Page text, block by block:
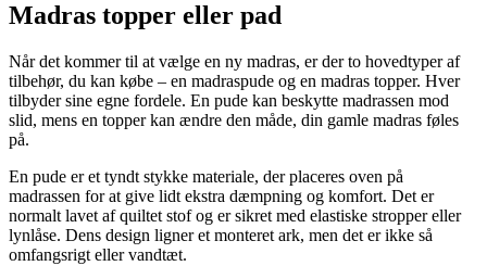
Madras topper eller pad
Når det kommer til at vælge en ny madras, er der to hovedtyper af
tilbehør, du kan købe – en madraspude og en madras topper. Hver
tilbyder sine egne fordele. En pude kan beskytte madrassen mod
slid, mens en topper kan ændre den måde, din gamle madras føles
på.
En pude er et tyndt stykke materiale, der placeres oven på
madrassen for at give lidt ekstra dæmpning og komfort. Det er
normalt lavet af quiltet stof og er sikret med elastiske stropper eller
lynlåse. Dens design ligner et monteret ark, men det er ikke så
omfangsrigt eller vandtæt.